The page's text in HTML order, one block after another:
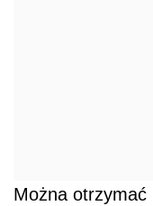
Można otrzymać